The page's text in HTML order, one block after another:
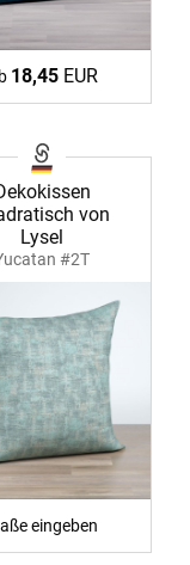
18,45EUR
von
Lysel
#2T
eingeben